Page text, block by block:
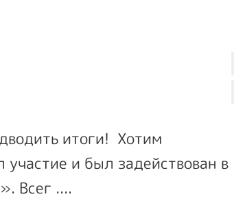
итоги! Хотим
и был задействован в
Всег ....